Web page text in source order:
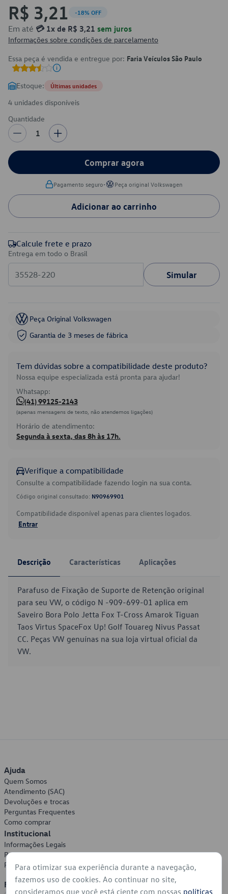
R$ 3,21 -18% OFF
Em até 💳 1x de R$ 3,21 sem juros
Informações sobre condições de parcelamento
Essa peça é vendida e entregue por: Faria Veículos São Paulo
Estoque: Últimas unidades
4 unidades disponíveis
Quantidade
1
Comprar agora
Pagamento seguro• Peça original Volkswagen
Adicionar ao carrinho
Calcule frete e prazo
Entrega em todo o Brasil
Simular
Peça Original Volkswagen
Garantia de 3 meses de fábrica
Tem dúvidas sobre a compatibilidade deste produto?
Nossa equipe especializada está pronta para ajudar!
Whatsapp:
(41) 99125-2143
(apenas mensagens de texto, não atendemos ligações)
Horário de atendimento:
Segunda à sexta, das 8h às 17h.
Verifique a compatibilidade
Consulte a compatibilidade fazendo login na sua conta.
Código original consultado: N90969901
Compatibilidade disponível apenas para clientes logados.
Entrar
Descrição Características Aplicações
Parafuso de Fixação de Suporte de Retenção original
para seu VW, o código N -909-699-01 aplica em
Saveiro Bora Polo Jetta Fox T-Cross Amarok Tiguan
Taos Virtus SpaceFox Up! Golf Touareg Nivus Passat
CC. Peças VW genuínas na sua loja virtual oficial da
VW.
Ajuda
Quem Somos
Atendimento (SAC)
Devoluções e trocas
Perguntas Frequentes
Como comprar
Institucional
Informações Legais
Política de Privacidade
Política de Cookies
Formas de Pagamento
Para otimizar sua experiência durante a navegação,
fazemos uso de cookies. Ao continuar no site,
consideramos que você está ciente com nossas políticas